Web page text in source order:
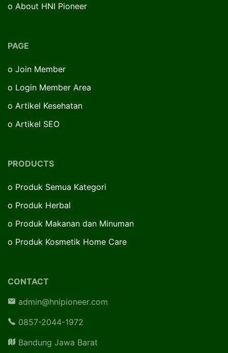
o About HNI Pioneer
PAGE
o Join Member
o Login Member Area
o Artikel Kesehatan
o Artikel SEO
PRODUCTS
o Produk Semua Kategori
o Produk Herbal
o Produk Makanan dan Minuman
o Produk Kosmetik Home Care
CONTACT
admin@hnipioneer.com
0857-2044-1972
Bandung Jawa Barat